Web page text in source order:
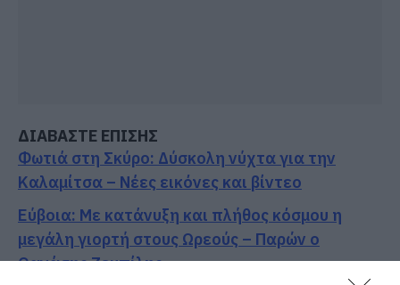
ΔΙΑΒΑΣΤΕ ΕΠΙΣΗΣ
Φωτιά στη Σκύρο: Δύσκολη νύχτα για την
Καλαμίτσα – Νέες εικόνες και βίντεο
Εύβοια: Με κατάνυξη και πλήθος κόσμου η
μεγάλη γιορτή στους Ωρεούς – Παρών ο
Θανάσης Ζεμπίλης